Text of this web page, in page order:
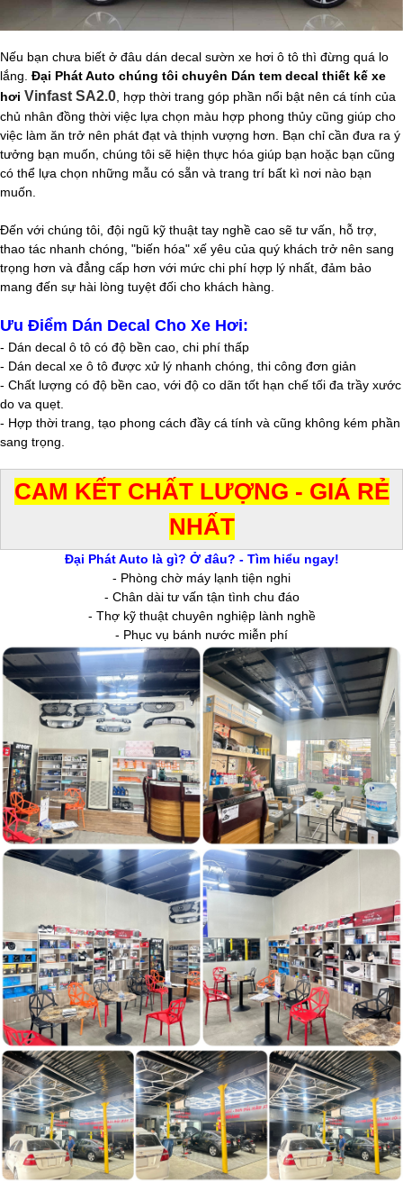
Nếu bạn chưa biết ở đâu dán decal sườn xe hơi ô tô thì đừng quá lo
lắng. Đại Phát Auto chúng tôi chuyên Dán tem decal thiết kế xe
hơi Vinfast SA2.0 , hợp thời trang góp phần nổi bật nên cá tính của
chủ nhân đồng thời việc lựa chọn màu hợp phong thủy cũng giúp cho
việc làm ăn trở nên phát đạt và thịnh vượng hơn. Bạn chỉ cần đưa ra ý
tưởng bạn muốn, chúng tôi sẽ hiện thực hóa giúp bạn hoặc bạn cũng
có thể lựa chọn những mẫu có sẵn và trang trí bất kì nơi nào bạn
muốn.
Đến với chúng tôi, đội ngũ kỹ thuật tay nghề cao sẽ tư vấn, hỗ trợ,
thao tác nhanh chóng, "biến hóa" xế yêu của quý khách trở nên sang
trọng hơn và đẳng cấp hơn với mức chi phí hợp lý nhất, đảm bảo
mang đến sự hài lòng tuyệt đối cho khách hàng.
Ưu Điểm Dán Decal Cho Xe Hơi:
- Dán decal ô tô có độ bền cao, chi phí thấp
- Dán decal xe ô tô được xử lý nhanh chóng, thi công đơn giản
- Chất lượng có độ bền cao, với độ co dãn tốt hạn chế tối đa trầy xước
do va quẹt.
- Hợp thời trang, tạo phong cách đầy cá tính và cũng không kém phần
sang trọng.
CAM KẾT CHẤT LƯỢNG - GIÁ RẺ
NHẤT
Đại Phát Auto là gì? Ở đâu? - Tìm hiểu ngay!
- Phòng chờ máy lạnh tiện nghi
- Chân dài tư vấn tận tình chu đáo
- Thợ kỹ thuật chuyên nghiệp lành nghề
- Phục vụ bánh nước miễn phí